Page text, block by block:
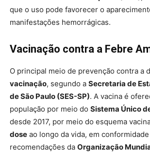
que o uso pode favorecer o
manifestações hemorrágicas.
Vacinação contra a Febre
O principal meio de prevenção contra a
vacinação, segundo a Secretaria de
de São Paulo (SES-SP). A vacina é
população por meio do Sistema Único
desde 2017, por meio do esquema
dose ao longo da vida, em
recomendações da Organização